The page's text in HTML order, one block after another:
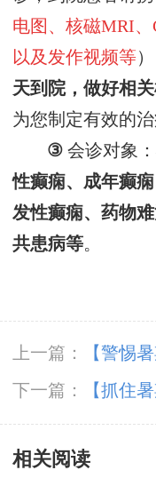
电图、核磁MRI、
以及发作视频等）
天到院，做好相
为您制定有效的
③会诊对象：
性癫痫、成年癫
发性癫痫、药物
共患病等。
上一篇：
【警惕
北京专家领衔多
坚
下一篇：
【抓住
日，首都医科大
降成都会诊，速约
相关阅读